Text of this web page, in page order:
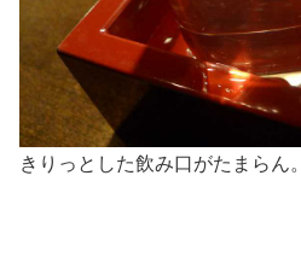
きりっとした飲み口がたまらん。